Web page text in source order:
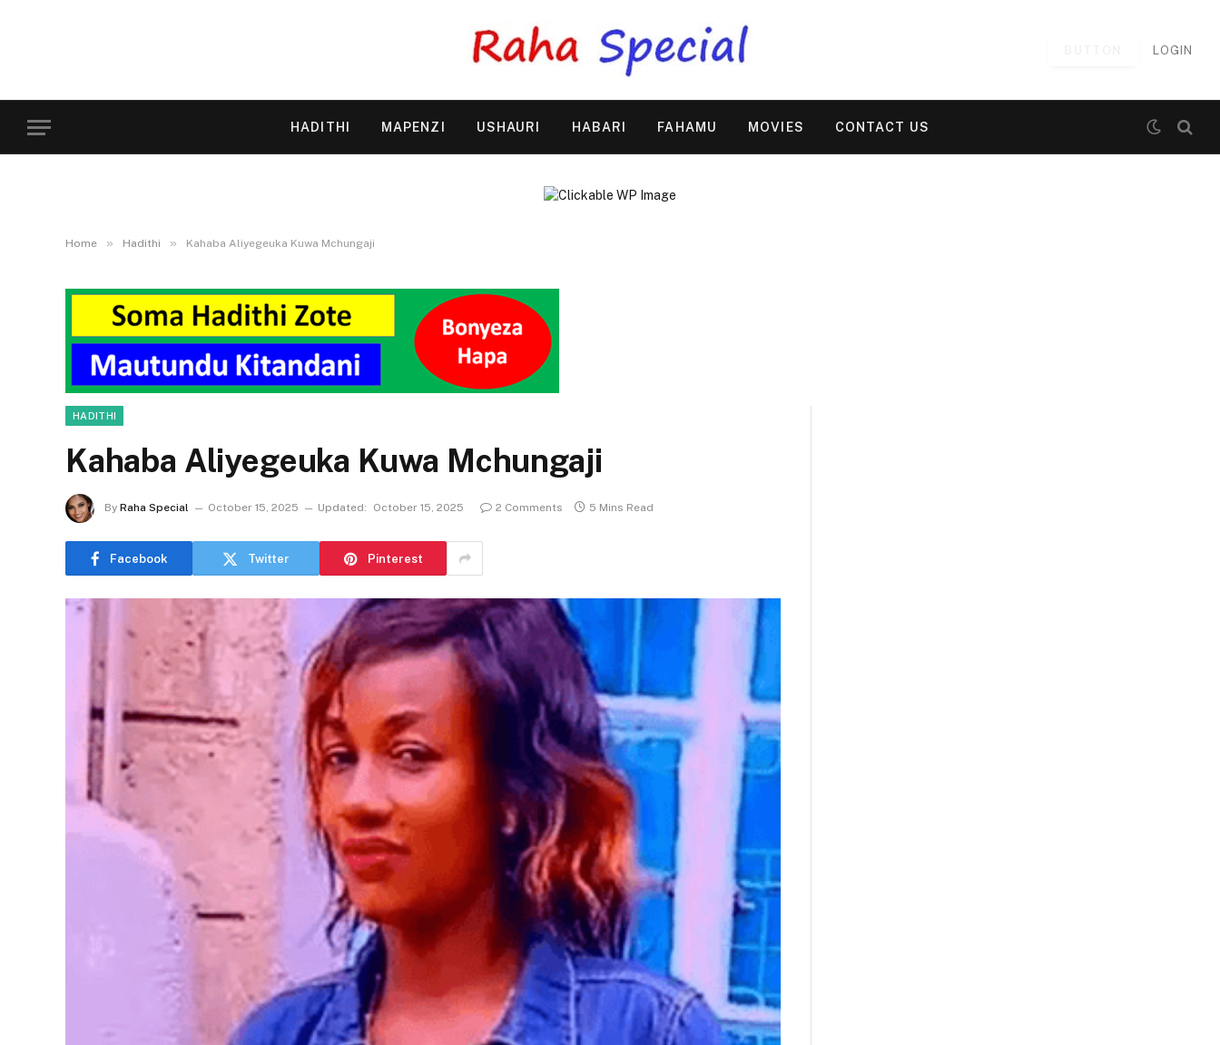
LOGIN
HADITHI MAPENZI USHAURI HABARI FAHAMU MOVIES CONTACT US
Home » Hadithi » Kahaba Aliyegeuka Kuwa Mchungaji
HADITHI
Kahaba Aliyegeuka Kuwa Mchungaji
By Raha Special October 15, 2025 Updated: October 15, 2025 2 Comments 5 Mins Read
Facebook Twitter Pinterest